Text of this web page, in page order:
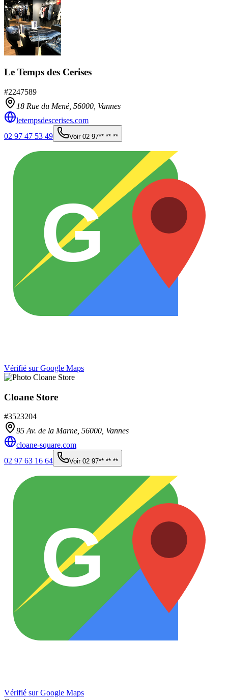
Le Temps des Cerises
#2247589
18 Rue du Mené, 56000 Vannes
letempsdescerises.com
02 97 47 53 49
Voir 02 97** ** **
G
Vérifié sur Google Maps
Cloane Store
#3523204
95 Av. de la Marne, 56000, Vannes
cloane-square.com
02 97 63 16 64
Voir 02 97** ** **
G
Vérifié sur Google Maps